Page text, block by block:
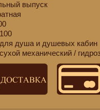
выпуск
100
для душа и душевых кабин
сухой механический /